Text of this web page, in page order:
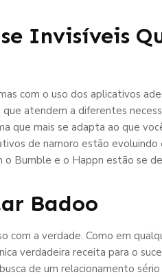
Invisíveis
com o uso dos aplicativos
atendem a diferentes
que mais se adapta ao que
de namoro estão
o Bumble e o Happn estão se
Badoo
a verdade. Como em
verdadeira receita para o
de um relacionamento